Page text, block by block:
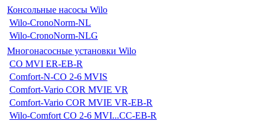
Консольные насосы Wilo
Wilo-CronoNorm-NL
Wilo-CronoNorm-NLG
Многонасосные установки Wilo
CO MVI ER-EB-R
Comfort-N-CO 2-6 MVIS
Comfort-Vario COR MVIE VR
Comfort-Vario COR MVIE VR-EB-R
Wilo-Comfort CO 2-6 MVI...CC-EB-R